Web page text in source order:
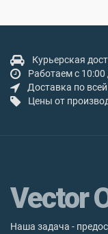
Курьерская
Работаем с 10:00
Доставка по
Цены от
Vector
Наша задача -